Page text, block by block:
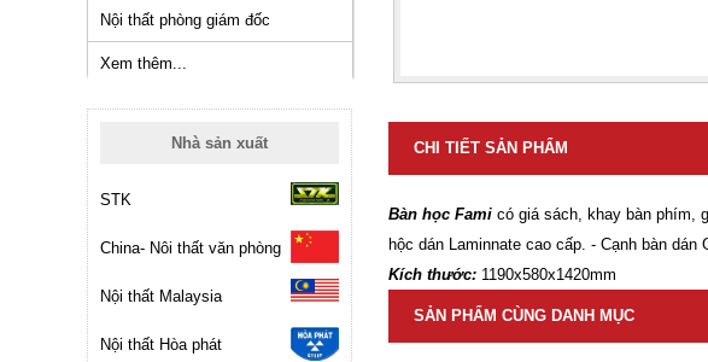
Nội thất phòng giám đốc
Xem thêm...
Nhà sản xuất
STK
China- Nôi thất văn phòng
Nội thất Malaysia
Nội thất Hòa phát
CHI TIẾT SẢN PHẨM
Bàn học Fami có giá sách, khay bàn phím,
hộc dán Laminnate cao cấp. - Cạnh bàn dán
Kích thước: 1190x580x1420mm
SẢN PHẨM CÙNG DANH MỤC